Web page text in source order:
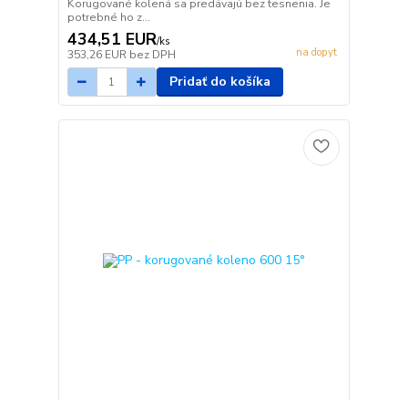
Korugované kolená sa predávajú bez tesnenia. Je
potrebné ho z...
434,51 EUR/ks
353,26 EUR bez DPH na dopyt
Pridať do košíka